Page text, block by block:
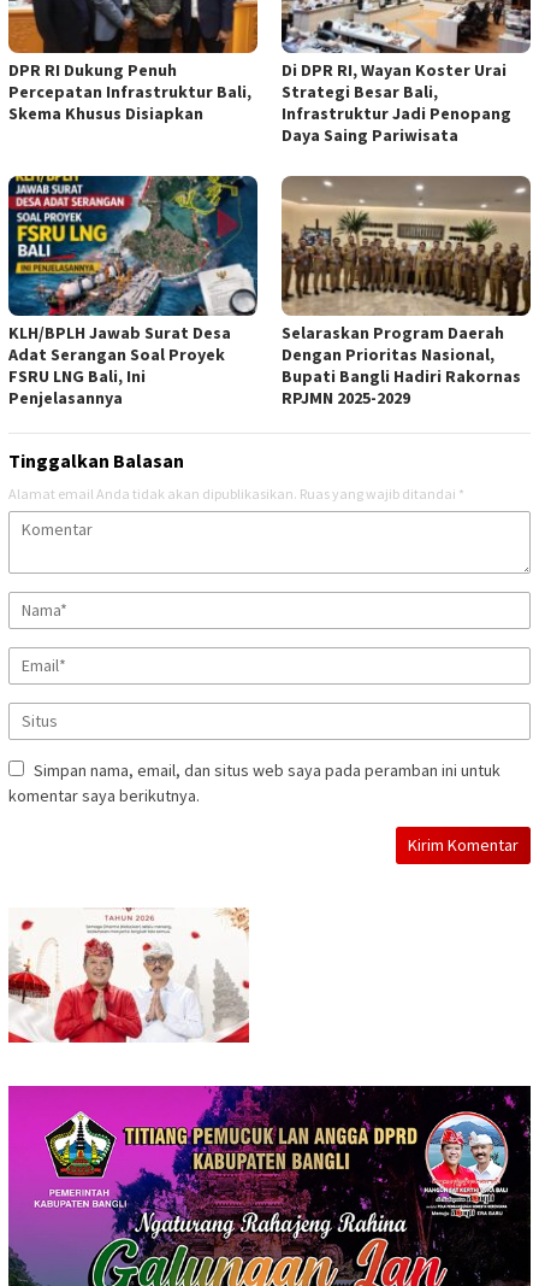
DPR RI Dukung Penuh
Percepatan Infrastruktur Bali,
Skema Khusus Disiapkan
Di DPR RI, Wayan Koster Urai
Strategi Besar Bali,
Infrastruktur Jadi Penopang
Daya Saing Pariwisata
KLH/BPLH Jawab Surat Desa
Adat Serangan Soal Proyek
FSRU LNG Bali, Ini
Penjelasannya
Selaraskan Program Daerah
Dengan Prioritas Nasional,
Bupati Bangli Hadiri Rakornas
RPJMN 2025-2029
Tinggalkan Balasan
Alamat email Anda tidak akan dipublikasikan. Ruas yang wajib ditandai *
Simpan nama, email, dan situs web saya pada peramban ini untuk
komentar saya berikutnya.